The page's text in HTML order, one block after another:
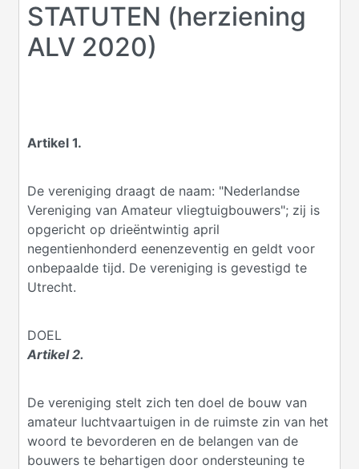
STATUTEN (herziening
ALV 2020)
Artikel 1.
De vereniging draagt de naam: "Nederlandse
Vereniging van Amateur vliegtuigbouwers"; zij is
opgericht op drieëntwintig april
negentienhonderd eenenzeventig en geldt voor
onbepaalde tijd. De vereniging is gevestigd te
Utrecht.
DOEL
Artikel 2.
De vereniging stelt zich ten doel de bouw van
amateur luchtvaartuigen in de ruimste zin van het
woord te bevorderen en de belangen van de
bouwers te behartigen door ondersteuning te